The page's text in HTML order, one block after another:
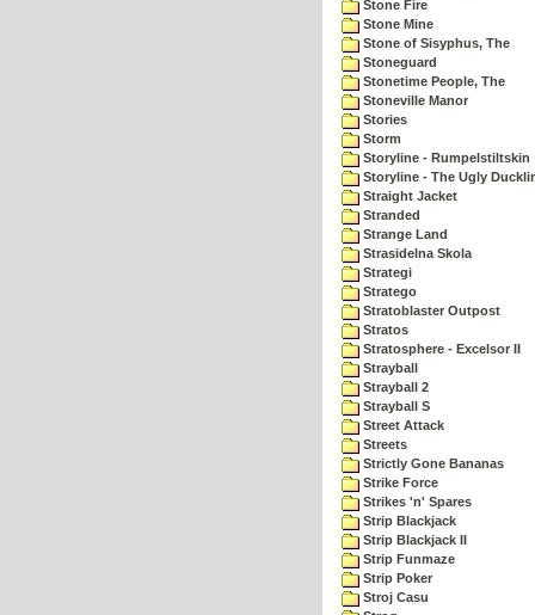
Stone Fire
Stone Mine
Stone of Sisyphus, The
Stoneguard
Stonetime People, The
Stoneville Manor
Stories
Storm
Storyline - Rumpelstiltskin
Storyline - The Ugly
Straight Jacket
Stranded
Strange Land
Strasidelna Skola
Strategi
Stratego
Stratoblaster Outpost
Stratos
Stratosphere - Excelsor II
Strayball
Strayball 2
Strayball S
Street Attack
Streets
Strictly Gone Bananas
Strike Force
Strikes 'n' Spares
Strip Blackjack
Strip Blackjack II
Strip Funmaze
Strip Poker
Stroj Casu